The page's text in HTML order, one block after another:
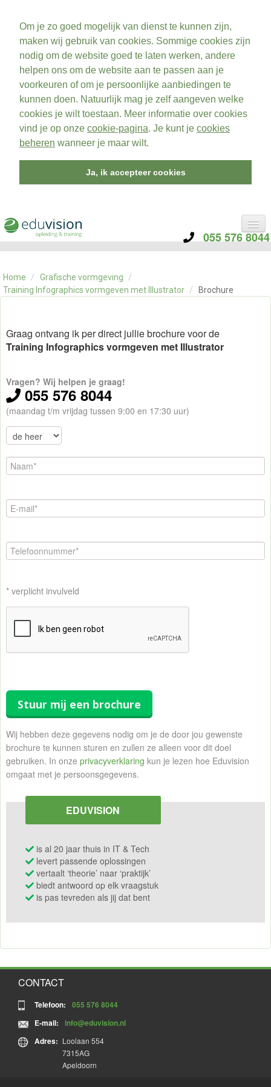
Om je zo goed mogelijk van dienst te kunnen zijn,
maken wij gebruik van cookies. Sommige cookies zijn
nodig om de website goed te laten werken, andere
helpen ons om de website aan te passen aan je
voorkeuren of om je persoonlijke aanbiedingen te
kunnen doen. Natuurlijk mag je zelf aangeven welke
cookies je wilt toestaan. Meer informatie over cookies
vind je op onze cookie-pagina. Je kunt je cookies
beheren wanneer je maar wilt.
Ja, ik accepteer cookies
055 576 8044
CATEGORIE
OVER ONS
CONTACT
Home / Grafische vormgeving
/
Training Infographics vormgeven met Illustrator / Brochure
Graag ontvang ik per direct jullie brochure voor de
Training Infographics vormgeven met Illustrator
Vragen? Wij helpen je graag!
055 576 8044
(maandag t/m vrijdag tussen 9:00 en 17:30 uur)
* verplicht invulveld
Stuur mij een brochure
Wij hebben deze gegevens nodig om je de door jou gewenste
brochure te kunnen sturen en zullen ze alleen voor dit doel
gebruiken. In onze privacyverklaring kun je lezen hoe Eduvision
omgaat met je persoonsgegevens.
EDUVISION
is al 20 jaar thuis in IT & Tech
levert passende oplossingen
vertaalt ‘theorie’ naar ‘praktijk’
biedt antwoord op elk vraagstuk
is pas tevreden als jij dat bent
CONTACT
Telefoon:
055 576 8044
E-mail:
info@eduvision.nl
Adres: Loolaan 554
7315AG
Apeldoorn